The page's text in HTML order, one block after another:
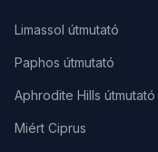
Limassol útmutató
Paphos útmutató
Aphrodite Hills útmutató
Miért Ciprus